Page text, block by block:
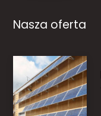
Nasza oferta